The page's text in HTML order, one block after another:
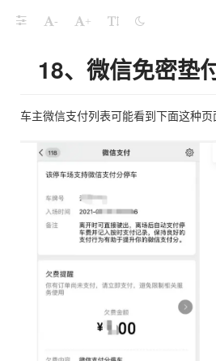
- +
18、微信免密垫
车主微信支付列表可能看到下面这种页